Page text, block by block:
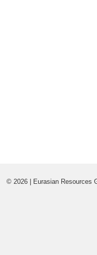
© 2026 | Eurasian Resources